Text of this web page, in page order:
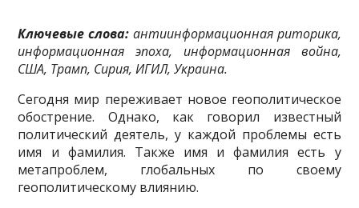
Ключевые слова: антиинформационная риторика,
информационная эпоха, информационная война,
США, Трамп, Сирия, ИГИЛ, Украина.
Сегодня мир переживает новое геополитическое
обострение. Однако, как говорил извест­ный
политический деятель, у каждой проблемы есть
имя и фамилия. Также имя и фамилия есть у
метапроблем, глобальных по своему
геополитическому влиянию.